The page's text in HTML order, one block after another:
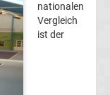
nationalen
Vergleich
ist der